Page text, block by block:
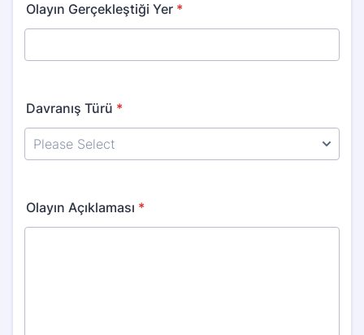
Olayın Gerçekleştiği Yer *
Davranış Türü *
Olayın Açıklaması *